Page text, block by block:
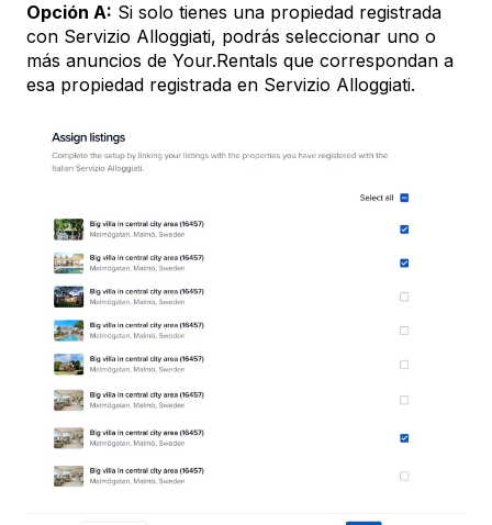
Opción A: Si solo tienes una propiedad registrada
con Servizio Alloggiati, podrás seleccionar uno o
más anuncios de Your.Rentals que correspondan a
esa propiedad registrada en Servizio Alloggiati.